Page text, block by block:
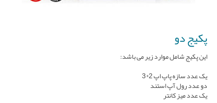
لایت باکس
سایر محصولات
پکیج دو
این پکیج شامل موارد زیر می باشد:
یک عدد سازه پاپ اپ 2*3
دو عدد رول آپ استند
یک عدد میز کانتر